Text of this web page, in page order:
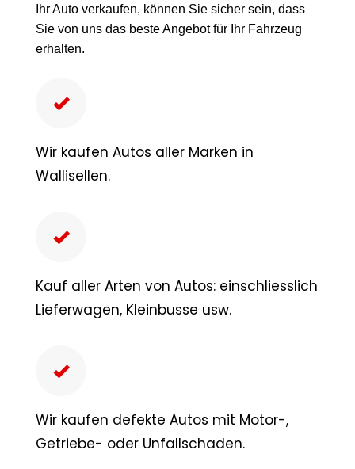
Ihr Auto verkaufen, können Sie sicher sein, dass
Sie von uns das beste Angebot für Ihr Fahrzeug
erhalten.
Wir kaufen Autos aller Marken in
Wallisellen.
Kauf aller Arten von Autos: einschliesslich
Lieferwagen, Kleinbusse usw.
Wir kaufen defekte Autos mit Motor-,
Getriebe- oder Unfallschaden.